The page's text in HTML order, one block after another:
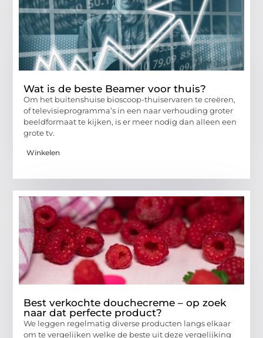
Wat is de beste Beamer voor thuis?
Om het buitenshuise bioscoop-thuiservaren te creëren,
of televisieprogramma’s in een naar verhouding groter
beeldformaat te kijken, is er meer nodig dan alleen een
grote tv.
Winkelen
Best verkochte douchecreme – op zoek
naar dat perfecte product?
We leggen regelmatig diverse producten langs elkaar
om te vergelijken welke de beste uit deze vergelijking